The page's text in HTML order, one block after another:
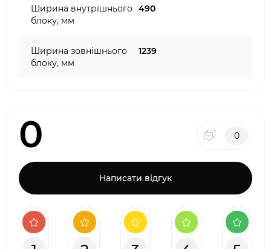
Ширина внутрішнього
блоку, мм
490
Ширина зовнішнього
блоку, мм
1239
0 0
Написати відгук